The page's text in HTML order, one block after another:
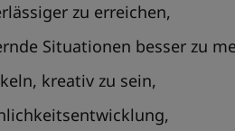
zu erreichen,
Situationen besser zu
kreativ zu sein,